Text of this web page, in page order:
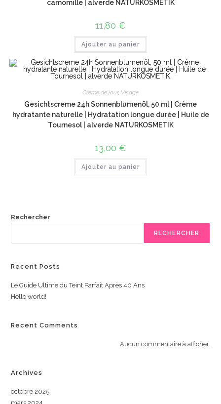
camomille | alverde NATURKOSMETIK
11,80 €
Ajouter au panier
Crème de jour, Visage
Gesichtscreme 24h Sonnenblumenöl, 50 ml | Crème
hydratante naturelle | Hydratation longue durée | Huile de
Tournesol | alverde NATURKOSMETIK
13,00 €
Ajouter au panier
Rechercher
RECHERCHER
Recent Posts
Le Guide Ultime du Teint Parfait Après 40 Ans
Hello world!
Recent Comments
Aucun commentaire à afficher.
Archives
octobre 2025
mars 2024